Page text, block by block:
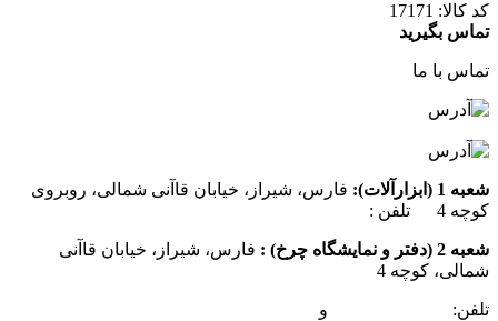
کد کالا: 17171
تماس بگیرید
تماس با ما
شعبه 1 (ابزارآلات):
فارس، شیراز، خیابان قاآنی شمالی، روبروی
کوچه 4 تلفن :
شعبه 2 (دفتر و نمایشگاه چرخ) :
فارس، شیراز، خیابان قاآنی
شمالی، کوچه 4
تلفن: و